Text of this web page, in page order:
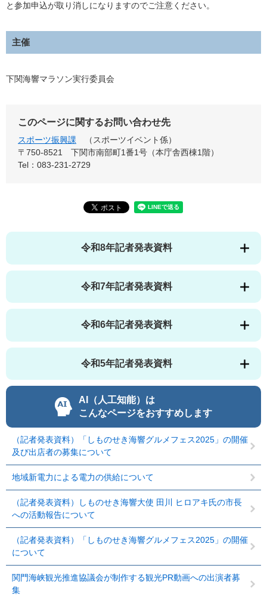
と参加申込が取り消しになりますのでご注意ください。
主催
下関海響マラソン実行委員会
このページに関するお問い合わせ先
スポーツ振興課
スポーツイベント係
〒750-8521
下関市南部町1番1号（本庁舎西棟1階）
Tel：083-231-2729
令和8年記者発表資料
令和7年記者発表資料
令和6年記者発表資料
令和5年記者発表資料
AI（人工知能）は
こんなページをおすすめします
（記者発表資料）「しものせき海響グルメフェス2025」の開催
及び出店者の募集について
地域新電力による電力の供給について
（記者発表資料）しものせき海響大使 田川 ヒロアキ氏の市長
への活動報告について
（記者発表資料）「しものせき海響グルメフェス2025」の開催
について
関門海峡観光推進協議会が制作する観光PR動画への出演者募
集